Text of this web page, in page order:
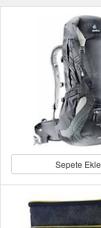
Sepete Ekle